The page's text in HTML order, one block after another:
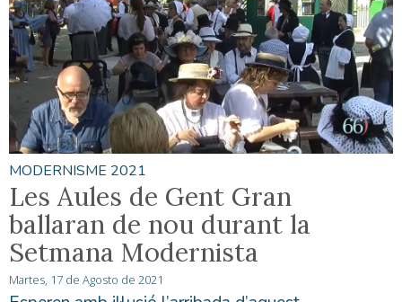
MODERNISME 2021
Les Aules de Gent Gran
ballaran de nou durant la
Setmana Modernista
Martes, 17 de Agosto de 2021